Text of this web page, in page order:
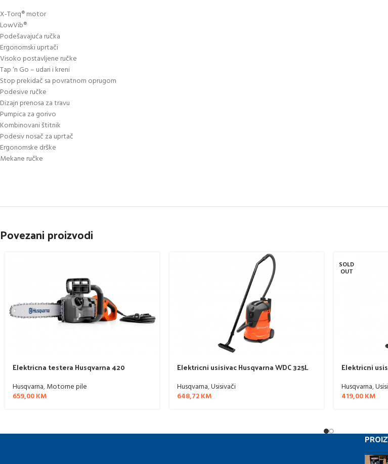
X-Torq® motor
LowVib®
Podešavajuća ručka
Ergonomski uprtači
Visoko postavljene ručke
Tap ‘n Go – udari i kreni
Stop prekidač sa povratnom oprugom
Podesive ručke
Dizajn prenosa za travu
Pumpica za gorivo
Kombinovani štitnik
Podesiv nosač za uprtač
Ergonomske drške
Mekane ručke
Povezani proizvodi
Elektricna testera Husqvarna 420
Husqvarna,Motorne pile
659,00KM
Elektricni usisivac Husqvarna WDC 325L
Husqvarna,Usisivači
648,72KM
SOLD
OUT
Elektricni
Husqvarna,
419,00KM